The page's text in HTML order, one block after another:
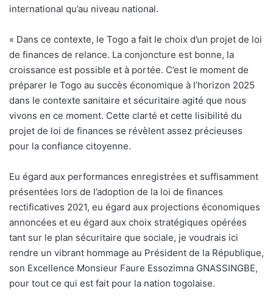
international qu’au niveau national.
« Dans ce contexte, le Togo a fait le choix d’un projet de loi
de finances de relance. La conjoncture est bonne, la
croissance est possible et à portée. C’est le moment de
préparer le Togo au succès économique à l’horizon 2025
dans le contexte sanitaire et sécuritaire agité que nous
vivons en ce moment. Cette clarté et cette lisibilité du
projet de loi de finances se révèlent assez précieuses
pour la confiance citoyenne.
Eu égard aux performances enregistrées et suffisamment
présentées lors de l’adoption de la loi de finances
rectificatives 2021, eu égard aux projections économiques
annoncées et eu égard aux choix stratégiques opérées
tant sur le plan sécuritaire que sociale, je voudrais ici
rendre un vibrant hommage au Président de la République,
son Excellence Monsieur Faure Essozimna GNASSINGBE,
pour tout ce qui est fait pour la nation togolaise.